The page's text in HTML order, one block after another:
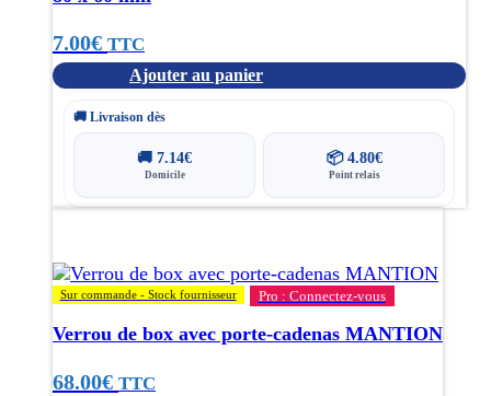
7.00€ TTC
Ajouter au panier
🚚 Livraison dès
🚚7.14€
Domicile
📦 4.80€
Point relais
Sur commande - Stock fournisseur Pro : Connectez-vous
Verrou de box avec porte-cadenas MANTION
68.00€ TTC